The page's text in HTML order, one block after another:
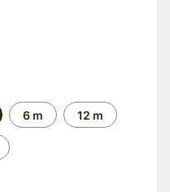
6 m 12 m